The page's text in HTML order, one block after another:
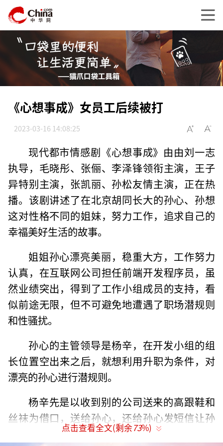
《心想事成》女员工后续被打
2023-03-16 14:08:25
现代都市情感剧《心想事成》由由刘一志
执导，毛晓彤、张俪、李泽锋领衔主演，王子
异特别主演，张凯丽、孙松友情主演，正在热
播。该剧讲述了在北京胡同长大的孙心、孙想
这对性格不同的姐妹，努力工作，追求自己的
幸福美好生活的故事。
姐姐孙心漂亮美丽，稳重大方，工作努力
认真，在互联网公司担任前端开发程序员，虽
然业绩突出，得到了工作小组成员的支持，看
似前途无限，但不可避免地遭遇了职场潜规则
和性骚扰。
孙心的主管领导是杨辛，在开发小组的组
长位置空出来之后，就想利用升职为条件，对
漂亮的孙心进行潜规则。
杨辛先是以收到别的公司送来的高跟鞋和
丝袜为借口，送给孙心，还给孙心发短信让孙
心第二天穿高跟鞋和丝袜来上班，并说高跟鞋
点击查看全文(剩余73%)